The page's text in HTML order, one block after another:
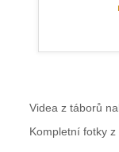
Videa z táborů
Kompletní fotky